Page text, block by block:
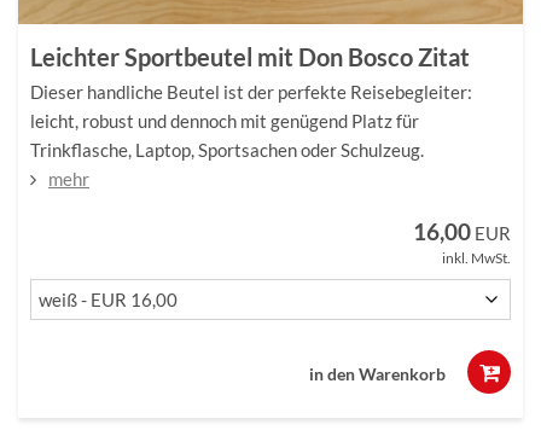
Leichter Sportbeutel mit Don Bosco Zitat
Dieser handliche Beutel ist der perfekte Reisebegleiter:
leicht, robust und dennoch mit genügend Platz für
Trinkflasche, Laptop, Sportsachen oder Schulzeug.
mehr
16,00 EUR
inkl. MwSt.